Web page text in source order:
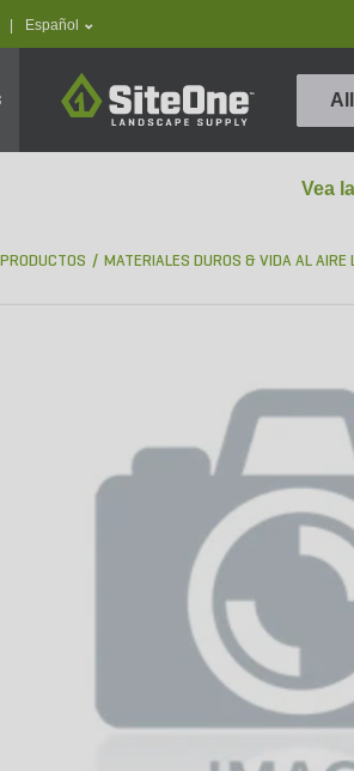
text.language
Español
SiteOne
All
Vea
MATERIALES DUROS & VIDA AL AIRE